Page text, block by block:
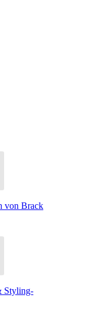
von Brack
Styling-